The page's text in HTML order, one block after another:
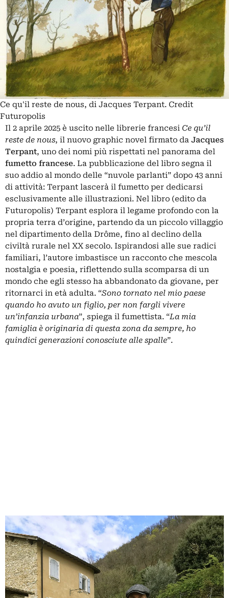
Ce qu'il reste de nous, di Jacques Terpant. Credit
Futuropolis
Il 2 aprile 2025 è uscito nelle librerie francesi Ce qu’il
reste de nous, il nuovo graphic novel firmato da Jacques
Terpant, uno dei nomi più rispettati nel panorama del
fumetto francese. La pubblicazione del libro segna il
suo addio al mondo delle “nuvole parlanti” dopo 43 anni
di attività: Terpant lascerà il fumetto per dedicarsi
esclusivamente alle illustrazioni. Nel libro (edito da
Futuropolis) Terpant esplora il legame profondo con la
propria terra d’origine, partendo da un piccolo villaggio
nel dipartimento della Drôme, fino al declino della
civiltà rurale nel XX secolo. Ispirandosi alle sue radici
familiari, l’autore imbastisce un racconto che mescola
nostalgia e poesia, riflettendo sulla scomparsa di un
mondo che egli stesso ha abbandonato da giovane, per
ritornarci in età adulta. “Sono tornato nel mio paese
quando ho avuto un figlio, per non fargli vivere
un’infanzia urbana”, spiega il fumettista. “La mia
famiglia è originaria di questa zona da sempre, ho
quindici generazioni conosciute alle spalle”.